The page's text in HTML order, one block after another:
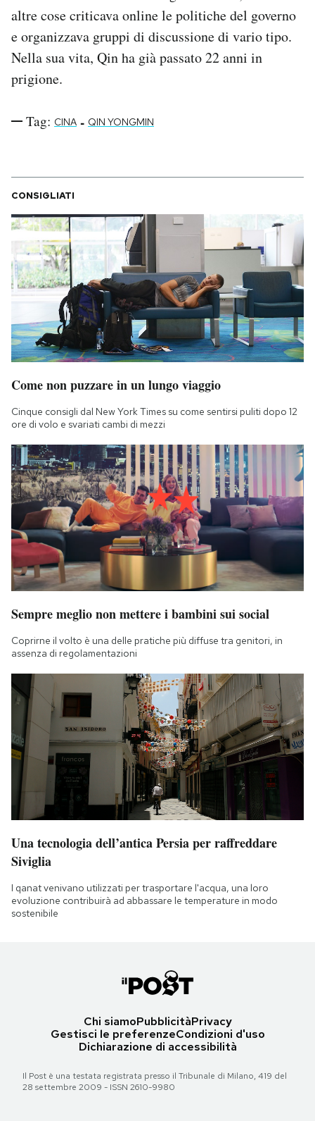
altre cose criticava online le politiche del governo
e organizzava gruppi di discussione di vario tipo.
Nella sua vita, Qin ha già passato 22 anni in
prigione.
Tag: CINA - QIN YONGMIN
CONSIGLIATI
Come non puzzare in un lungo viaggio
Cinque consigli dal New York Times su come sentirsi puliti dopo 12
ore di volo e svariati cambi di mezzi
Sempre meglio non mettere i bambini sui social
Coprirne il volto è una delle pratiche più diffuse tra genitori, in
assenza di regolamentazioni
Una tecnologia dell’antica Persia per raffreddare
Siviglia
I qanat venivano utilizzati per trasportare l'acqua, una loro
evoluzione contribuirà ad abbassare le temperature in modo
sostenibile
Chi siamoPubblicitàPrivacy
Gestisci le preferenzeCondizioni d'uso
Dichiarazione di accessibilità
Il Post è una testata registrata presso il Tribunale di Milano, 419 del
28 settembre 2009 - ISSN 2610-9980